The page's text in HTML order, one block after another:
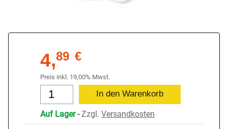
4,89 €
Preis inkl. 19,00% Mwst.
Auf Lager-Zzgl. Versandkosten